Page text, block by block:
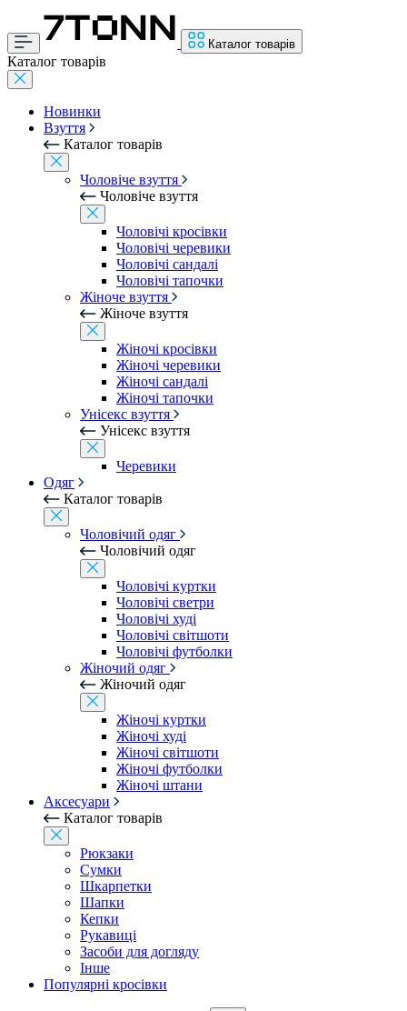
Каталог товарів
Каталог товарів
Новинки
Взуття
Каталог товарів
Чоловіче взуття
Чоловіче взуття
Чоловічі кросівки
Чоловічі черевики
Чоловічі сандалі
Чоловічі тапочки
Жіноче взуття
Жіноче взуття
Жіночі кросівки
Жіночі черевики
Жіночі сандалі
Жіночі тапочки
Унісекс взуття
Унісекс взуття
Черевики
Одяг
Каталог товарів
Чоловічий одяг
Чоловічий одяг
Чоловічі куртки
Чоловічі светри
Чоловічі худі
Чоловічі світшоти
Чоловічі футболки
Жіночий одяг
Жіночий одяг
Жіночі куртки
Жіночі худі
Жіночі світшоти
Жіночі футболки
Жіночі штани
Аксесуари
Каталог товарів
Рюкзаки
Сумки
Шкарпетки
Шапки
Кепки
Рукавиці
Засоби для догляду
Інше
Популярні кросівки